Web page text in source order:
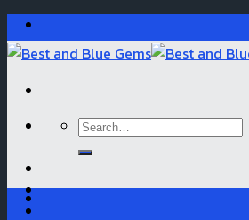
Skip
to
content
Search
for: